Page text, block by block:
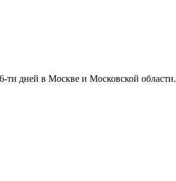
ти дней в Москве и Московской области.